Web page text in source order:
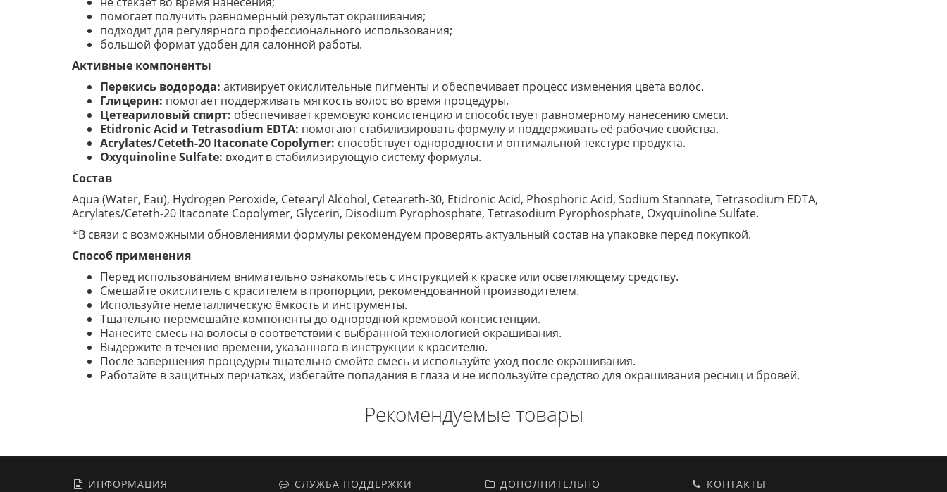
помогает получить равномерный результат окрашивания;
подходит для регулярного профессионального использования;
большой формат удобен для салонной работы.
Активные компоненты
Перекись водорода: активирует окислительные пигменты и обеспечивает процесс изменения цвета волос.
Глицерин: помогает поддерживать мягкость волос во время процедуры.
Цетеариловый спирт: обеспечивает кремовую консистенцию и способствует равномерному нанесению смеси.
Etidronic Acid и Tetrasodium EDTA: помогают стабилизировать формулу и поддерживать её рабочие свойства.
Acrylates/Ceteth-20 Itaconate Copolymer: способствует однородности и оптимальной текстуре продукта.
Oxyquinoline Sulfate: входит в стабилизирующую систему формулы.
Состав
Aqua (Water, Eau), Hydrogen Peroxide, Cetearyl Alcohol, Ceteareth-30, Etidronic Acid, Phosphoric Acid, Sodium Stannate, Tetrasodium EDTA,
Acrylates/Ceteth-20 Itaconate Copolymer, Glycerin, Disodium Pyrophosphate, Tetrasodium Pyrophosphate, Oxyquinoline Sulfate.
*В связи с возможными обновлениями формулы рекомендуем проверять актуальный состав на упаковке перед покупкой.
Способ применения
Перед использованием внимательно ознакомьтесь с инструкцией к краске или осветляющему средству.
Смешайте окислитель с красителем в пропорции, рекомендованной производителем.
Используйте неметаллическую ёмкость и инструменты.
Тщательно перемешайте компоненты до однородной кремовой консистенции.
Нанесите смесь на волосы в соответствии с выбранной технологией окрашивания.
Выдержите в течение времени, указанного в инструкции к красителю.
После завершения процедуры тщательно смойте смесь и используйте уход после окрашивания.
Работайте в защитных перчатках, избегайте попадания в глаза и не используйте средство для окрашивания ресниц и бровей.
Рекомендуемые товары
ИНФОРМАЦИЯ СЛУЖБА ПОДДЕРЖКИ ДОПОЛНИТЕЛЬНО КОНТАКТЫ